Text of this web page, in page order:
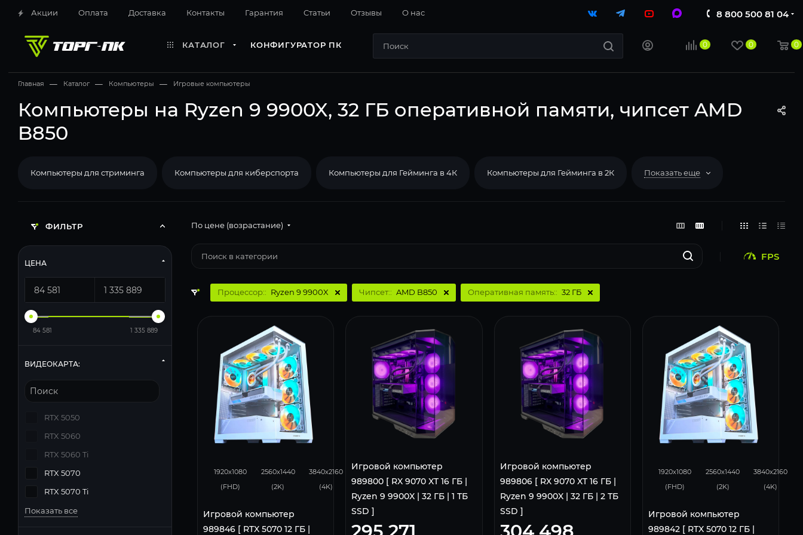
Акции Оплата Доставка Контакты Гарантия Cтатьи Отзывы О нас 8 800 500 81 04
КАТАЛОГ КОНФИГУРАТОР ПК 0 0 0
Главная — Каталог — Компьютеры — Игровые компьютеры
Компьютеры на Ryzen 9 9900X, 32 ГБ оперативной памяти, чипсет AMD
B850
Компьютеры для стриминга Компьютеры для киберспорта Компьютеры для Гейминга в 4К Компьютеры для Гейминга в 2К Показать еще
По цене (возрастание)
FPS
Процессор:: Ryzen 9 9900X Чипсет:: AMD B850 Оперативная память:: 32 ГБ
1920x1080
(FHD)
2560x1440
(2K)
3840x2160
(4K)
Игровой компьютер
989846 [ RTX 5070 12 ГБ |
Игровой компьютер
989800 [ RX 9070 XT 16 ГБ |
Ryzen 9 9900X | 32 ГБ | 1 ТБ
SSD ]
Игровой компьютер
989806 [ RX 9070 XT 16 ГБ |
Ryzen 9 9900X | 32 ГБ | 2 ТБ
SSD ]
1920x1080
(FHD)
2560x1440
(2K)
3840x2160
(4K)
Игровой компьютер
989842 [ RTX 5070 12 ГБ |
ФИЛЬТР
ЦЕНА
84 581 1 335 889
ВИДЕОКАРТА:
RTX 5050
RTX 5060
RTX 5060 Ti
RTX 5070
RTX 5070 Ti
Показать все